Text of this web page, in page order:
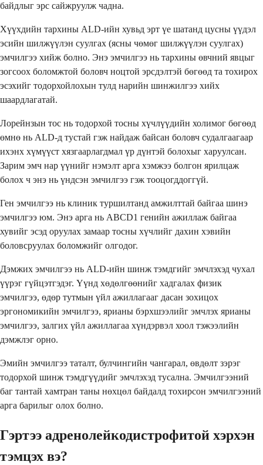
байдлыг эрс сайжруулж чадна.
Хүүхдийн тархины ALD-ийн хувьд эрт үе шатанд цусны үүдэл
эсийн шилжүүлэн суулгах (ясны чөмөг шилжүүлэн суулгах)
эмчилгээ хийж болно. Энэ эмчилгээ нь тархины өвчний явцыг
зогсоох боломжтой боловч ноцтой эрсдэлтэй бөгөөд та тохирох
эсэхийг тодорхойлохын тулд нарийн шинжилгээ хийх
шаардлагатай.
Лорейнзын тос нь тодорхой тосны хүчлүүдийн холимог бөгөөд
өмнө нь ALD-д тустай гэж найдаж байсан боловч судалгаагаар
ихэнх хүмүүст хязгаарлагдмал үр дүнтэй болохыг харуулсан.
Зарим эмч нар үүнийг нэмэлт арга хэмжээ болгон ярилцаж
болох ч энэ нь үндсэн эмчилгээ гэж тооцогддоггүй.
Ген эмчилгээ нь клиник туршилтанд амжилттай байгаа шинэ
эмчилгээ юм. Энэ арга нь ABCD1 генийн ажиллаж байгаа
хувийг эсэд оруулах замаар тосны хүчлийг дахин хэвийн
боловсруулах боломжийг олгодог.
Дэмжих эмчилгээ нь ALD-ийн шинж тэмдгийг эмчлэхэд чухал
үүрэг гүйцэтгэдэг. Үүнд хөдөлгөөнийг хадгалах физик
эмчилгээ, өдөр тутмын үйл ажиллагааг дасан зохицох
эргономикийн эмчилгээ, ярианы бэрхшээлийг эмчлэх ярианы
эмчилгээ, залгих үйл ажиллагаа хүндэрвэл хоол тэжээлийн
дэмжлэг орно.
Эмийн эмчилгээ таталт, булчингийн чангарал, өвдөлт зэрэг
тодорхой шинж тэмдгүүдийг эмчлэхэд тусална. Эмчилгээний
баг тантай хамтран таны нөхцөл байдалд тохирсон эмчилгээний
арга барилыг олох болно.
Гэртээ адренолейкодистрофитой хэрхэн
тэмцэх вэ?